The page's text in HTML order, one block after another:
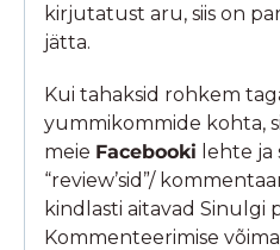
kirjutatust aru, siis on
jätta.
Kui tahaksid rohkem
yummikommide kohta,
meie Facebooki lehte ja
“review’sid”/
kindlasti aitavad Sinulgi
Kommenteerimise